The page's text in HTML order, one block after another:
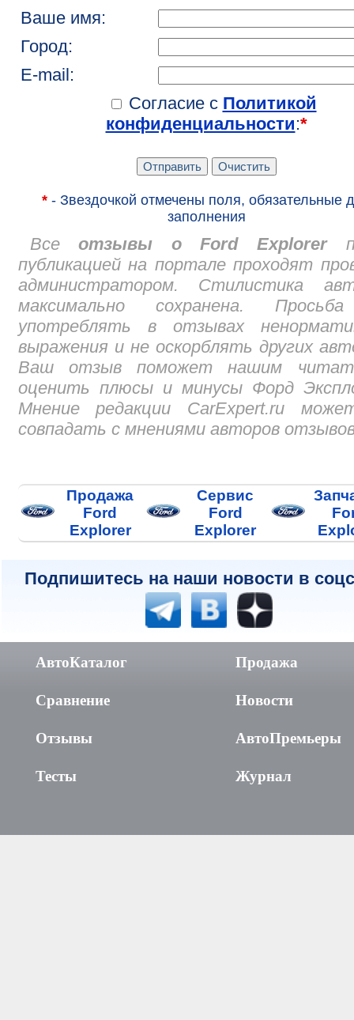
Ваше имя:
Город:
E-mail:
Согласие с Политикой
конфиденциальности:*
*- Звездочкой отмечены поля, обязательные
заполнения
Всеотзывы о Ford Explorer
публикацией на портале проходят
администратором. Стилистика
максимально сохранена.
употреблять в отзывах
выражения и не оскорблять других
Ваш отзыв поможет нашим
оценить плюсы и минусы Форд
Мнение редакции CarExpert.ru
совпадать с мнениями авторов
Продажа
Ford
Explorer
Сервис
Ford
Explorer
Подпишитесь на наши новости в
АвтоКаталог
Сравнение
Отзывы
Тесты
Продажа
Новости
АвтоПремьеры
Журнал